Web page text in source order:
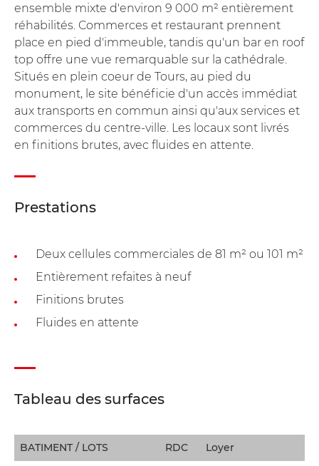
ensemble mixte d'environ 9 000 m² entièrement
réhabilités. Commerces et restaurant prennent
place en pied d'immeuble, tandis qu'un bar en roof
top offre une vue remarquable sur la cathédrale.
Situés en plein coeur de Tours, au pied du
monument, le site bénéficie d'un accès immédiat
aux transports en commun ainsi qu'aux services et
commerces du centre-ville. Les locaux sont livrés
en finitions brutes, avec fluides en attente.
Prestations
Deux cellules commerciales de 81 m² ou 101 m²
Entièrement refaites à neuf
Finitions brutes
Fluides en attente
Tableau des surfaces
BATIMENT / LOTS RDC Loyer